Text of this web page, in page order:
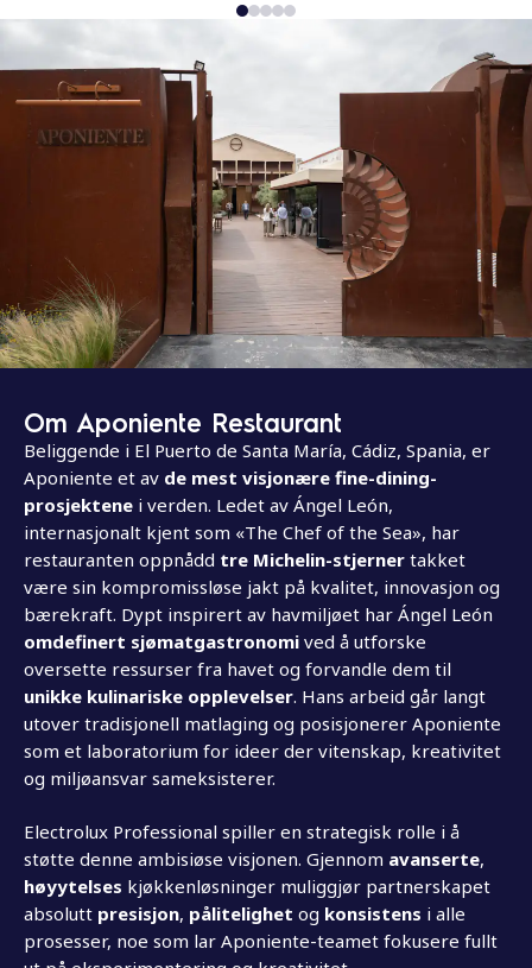
Om Aponiente Restaurant
Beliggende i El Puerto de Santa María, Cádiz, Spania, er
Aponiente et av de mest visjonære fine-dining-
prosjektene i verden. Ledet av Ángel León,
internasjonalt kjent som «The Chef of the Sea», har
restauranten oppnådd tre Michelin-stjerner takket
være sin kompromissløse jakt på kvalitet, innovasjon og
bærekraft. Dypt inspirert av havmiljøet har Ángel León
omdefinert sjømatgastronomi ved å utforske
oversette ressurser fra havet og forvandle dem til
unikke kulinariske opplevelser. Hans arbeid går langt
utover tradisjonell matlaging og posisjonerer Aponiente
som et laboratorium for ideer der vitenskap, kreativitet
og miljøansvar sameksisterer.
Electrolux Professional spiller en strategisk rolle i å
støtte denne ambisiøse visjonen. Gjennom avanserte,
høyytelses kjøkkenløsninger muliggjør partnerskapet
absolutt presisjon, pålitelighet og konsistens i alle
prosesser, noe som lar Aponiente-teamet fokusere fullt